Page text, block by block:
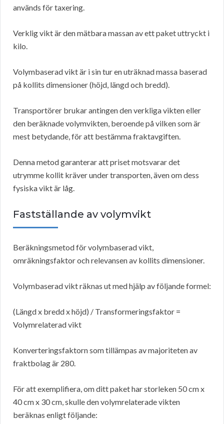
används för taxering.
Verklig vikt är den mätbara massan av ett paket uttryckt i
kilo.
Volymbaserad vikt är i sin tur en uträknad massa baserad
på kollits dimensioner (höjd, längd och bredd).
Transportörer brukar antingen den verkliga vikten eller
den beräknade volymvikten, beroende på vilken som är
mest betydande, för att bestämma fraktavgiften.
Denna metod garanterar att priset motsvarar det
utrymme kollit kräver under transporten, även om dess
fysiska vikt är låg.
Fastställande av volymvikt
Beräkningsmetod för volymbaserad vikt,
omräkningsfaktor och relevansen av kollits dimensioner.
Volymbaserad vikt räknas ut med hjälp av följande formel:
(Längd x bredd x höjd) / Transformeringsfaktor =
Volymrelaterad vikt
Konverteringsfaktorn som tillämpas av majoriteten av
fraktbolag är 280.
För att exemplifiera, om ditt paket har storleken 50 cm x
40 cm x 30 cm, skulle den volymrelaterade vikten
beräknas enligt följande: